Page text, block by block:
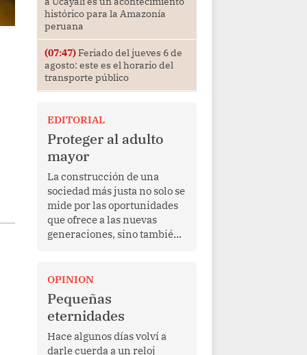
histórico para la Amazonía
peruana
(07:47)Feriado del jueves 6 de
agosto: este es el horario del
transporte público
EDITORIAL
Proteger al adulto
mayor
La construcción de una
sociedad más justa no solo se
mide por las oportunidades
que ofrece a las nuevas
generaciones, sino también
de una vida de esfuerzo y
trabajo, afrontan la vejez en
condiciones de
vulnerabilidad. El anuncio
formulado por la presidenta
de la república, Keiko
OPINION
Pequeñas
eternidades
Hace algunos días volví a
darle cuerda a un reloj